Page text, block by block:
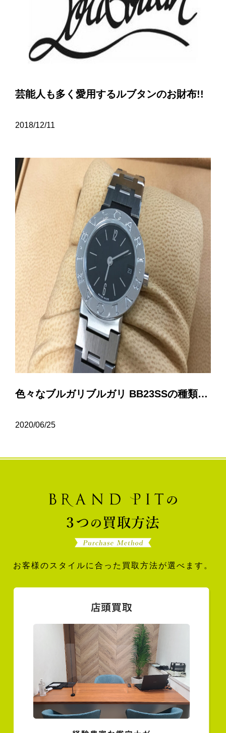
芸能人も多く愛用するルブタンのお財布!!
2018/12/11
色々なブルガリブルガリ BB23SSの種類について…
2020/06/25
お客様のスタイルに合った買取方法が選べます。